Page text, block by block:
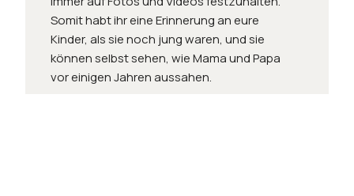
Somit habt ihr eine Erinnerung an eure
Kinder, als sie noch jung waren, und sie
können selbst sehen, wie Mama und Papa
vor einigen Jahren aussahen.